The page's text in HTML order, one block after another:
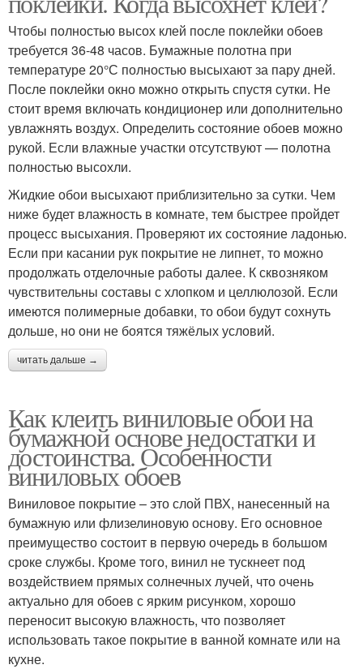
Чтобы полностью высох клей после поклейки обоев
требуется 36-48 часов. Бумажные полотна при
температуре 20°С полностью высыхают за пару дней.
После поклейки окно можно открыть спустя сутки. Не
стоит время включать кондиционер или дополнительно
увлажнять воздух. Определить состояние обоев можно
рукой. Если влажные участки отсутствуют — полотна
полностью высохли.
Жидкие обои высыхают приблизительно за сутки. Чем
ниже будет влажность в комнате, тем быстрее пройдет
процесс высыхания. Проверяют их состояние ладонью.
Если при касании рук покрытие не липнет, то можно
продолжать отделочные работы далее. К сквозняком
чувствительны составы с хлопком и целлюлозой. Если
имеются полимерные добавки, то обои будут сохнуть
дольше, но они не боятся тяжёлых условий.
читать дальше →
Как клеить виниловые обои на
бумажной основе недостатки и
достоинства. Особенности
виниловых обоев
Виниловое покрытие – это слой ПВХ, нанесенный на
бумажную или флизелиновую основу. Его основное
преимущество состоит в первую очередь в большом
сроке службы. Кроме того, винил не тускнеет под
воздействием прямых солнечных лучей, что очень
актуально для обоев с ярким рисунком, хорошо
переносит высокую влажность, что позволяет
использовать такое покрытие в ванной комнате или на
кухне.